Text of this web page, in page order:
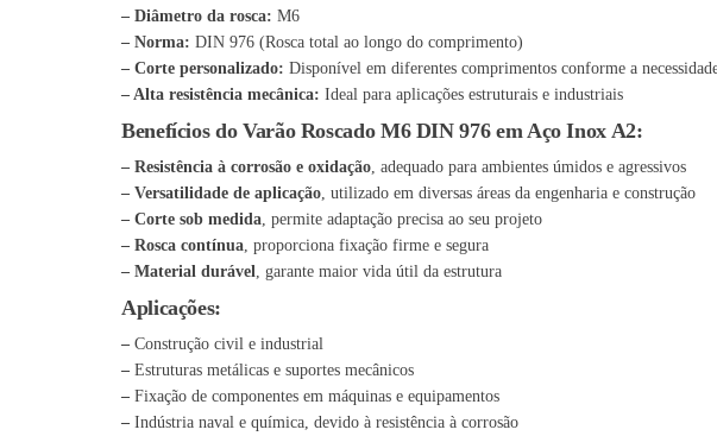
– Diâmetro da rosca: M6
– Norma: DIN 976 (Rosca total ao longo do comprimento)
– Corte personalizado: Disponível em diferentes comprimentos conforme a
– Alta resistência mecânica: Ideal para aplicações estruturais e industriais
Benefícios do Varão Roscado M6 DIN 976 em Aço Inox A2:
– Resistência à corrosão e oxidação , adequado para ambientes úmidos e agressivos
– Versatilidade de aplicação , utilizado em diversas áreas da engenharia e construção
– Corte sob medida , permite adaptação precisa ao seu projeto
– Rosca contínua , proporciona fixação firme e segura
– Material durável , garante maior vida útil da estrutura
Aplicações:
– Construção civil e industrial
– Estruturas metálicas e suportes mecânicos
– Fixação de componentes em máquinas e equipamentos
– Indústria naval e química, devido à resistência à corrosão